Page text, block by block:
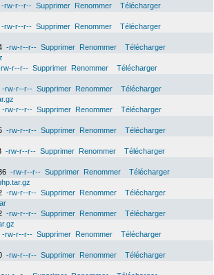
-rw-r--r-- Supprimer Renommer
Télécharger
-rw-r--r-- Supprimer Renommer
Télécharger
-rw-r--r-- Supprimer Renommer
Télécharger
r--r-- Supprimer Renommer
Télécharger
-rw-r--r-- Supprimer Renommer
Télécharger
-rw-r--r-- Supprimer Renommer
Télécharger
-rw-r--r-- Supprimer Renommer
Télécharger
-rw-r--r-- Supprimer Renommer
Télécharger
-rw-r--r-- Supprimer Renommer
Télécharger
-rw-r--r-- Supprimer Renommer
Télécharger
-rw-r--r-- Supprimer Renommer
Télécharger
-rw-r--r-- Supprimer Renommer
Télécharger
-rw-r--r-- Supprimer Renommer
Télécharger